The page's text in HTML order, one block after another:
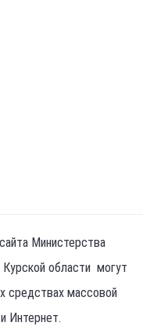
Министерства
Курской области могут
средствах массовой
Интернет.